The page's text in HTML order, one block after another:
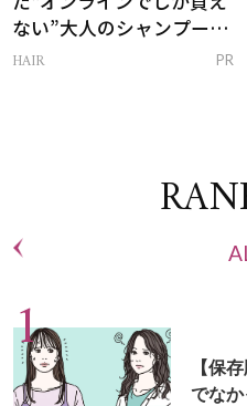
ない”大人のシャンプー＆
トリートメントって？
HAIR PR
【保
でな